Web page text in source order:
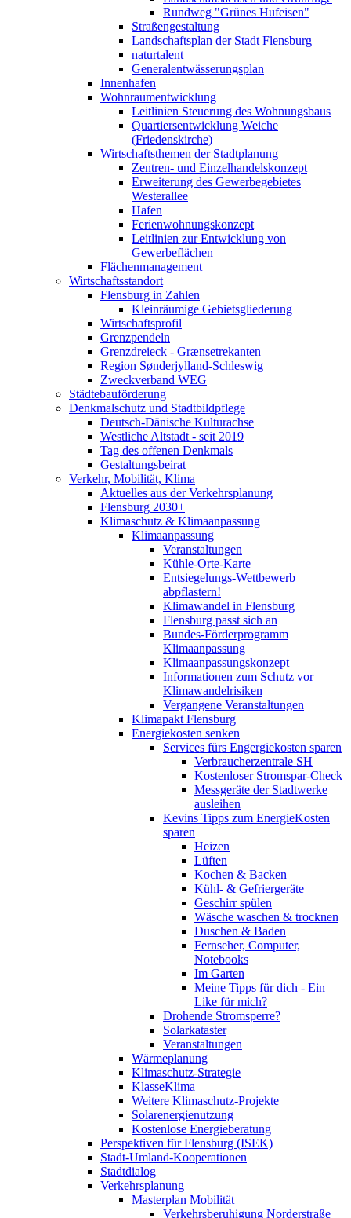
Rundweg "Grünes Hufeisen"
Straßengestaltung
Landschaftsplan der Stadt Flensburg
naturtalent
Generalentwässerungsplan
Innenhafen
Wohnraumentwicklung
Leitlinien Steuerung des Wohnungsbaus
Quartiersentwicklung Weiche
(Friedenskirche)
Wirtschaftsthemen der Stadtplanung
Zentren- und Einzelhandelskonzept
Erweiterung des Gewerbegebietes
Westerallee
Hafen
Ferienwohnungskonzept
Leitlinien zur Entwicklung von
Gewerbeflächen
Flächenmanagement
Wirtschaftsstandort
Flensburg in Zahlen
Kleinräumige Gebietsgliederung
Wirtschaftsprofil
Grenzpendeln
Grenzdreieck - Grænsetrekanten
Region Sønderjylland-Schleswig
Zweckverband WEG
Städtebauförderung
Denkmalschutz und Stadtbildpflege
Deutsch-Dänische Kulturachse
Westliche Altstadt - seit 2019
Tag des offenen Denkmals
Gestaltungsbeirat
Verkehr, Mobilität, Klima
Aktuelles aus der Verkehrsplanung
Flensburg 2030+
Klimaschutz & Klimaanpassung
Klimaanpassung
Veranstaltungen
Kühle-Orte-Karte
Entsiegelungs-Wettbewerb
abpflastern!
Klimawandel in Flensburg
Flensburg passt sich an
Bundes-Förderprogramm
Klimaanpassung
Klimaanpassungskonzept
Informationen zum Schutz vor
Klimawandelrisiken
Vergangene Veranstaltungen
Klimapakt Flensburg
Energiekosten senken
Services fürs Engergiekosten sparen
Verbraucherzentrale SH
Kostenloser Stromspar-Check
Messgeräte der Stadtwerke
ausleihen
Kevins Tipps zum EnergieKosten
sparen
Heizen
Lüften
Kochen & Backen
Kühl- & Gefriergeräte
Geschirr spülen
Wäsche waschen & trocknen
Duschen & Baden
Fernseher, Computer,
Notebooks
Im Garten
Meine Tipps für dich - Ein
Like für mich?
Drohende Stromsperre?
Solarkataster
Veranstaltungen
Wärmeplanung
Klimaschutz-Strategie
KlasseKlima
Weitere Klimaschutz-Projekte
Solarenergienutzung
Kostenlose Energieberatung
Perspektiven für Flensburg (ISEK)
Stadt-Umland-Kooperationen
Stadtdialog
Verkehrsplanung
Masterplan Mobilität
Verkehrsberuhigung Norderstraße